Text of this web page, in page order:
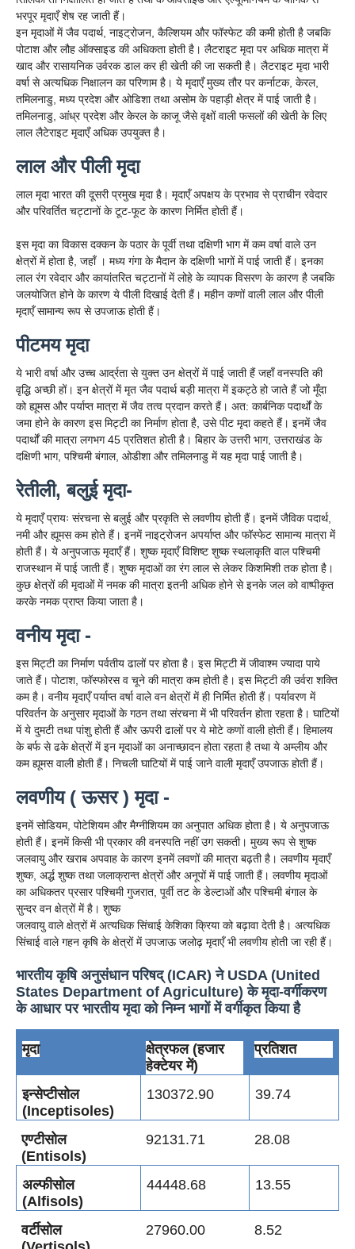
भरपूर मृदाएँ शेष रह जाती हैं।
इन मृदाओं में जैव पदार्थ, नाइट्रोजन, कैल्शियम और फॉस्फेट की कमी होती है जबकि
पोटाश और लौह ऑक्साइड की अधिकता होती है। लैटराइट मृदा पर अधिक मात्रा में
खाद और रासायनिक उर्वरक डाल कर ही खेती की जा सकती है। लैटराइट मृदा भारी
वर्षा से अत्यधिक निक्षालन का परिणाम है। ये मृदाएँ मुख्य तौर पर कर्नाटक, केरल,
तमिलनाडु, मध्य प्रदेश और ओडिशा तथा असोम के पहाड़ी क्षेत्र में पाई जाती है।
तमिलनाडु, आंध्र प्रदेश और केरल के काजू जैसे वृक्षों वाली फसलों की खेती के लिए
लाल लैटेराइट मृदाएँ अधिक उपयुक्त है।
लाल और पीली मृदा
लाल मृदा भारत की दूसरी प्रमुख मृदा है। मृदाएँ अपक्षय के प्रभाव से प्राचीन रवेदार
औरपरिवर्तित चट्टानों के टूट-फूट के कारण निर्मित होती हैं।
इस मृदा का विकास दक्कन के पठार के पूर्वी तथा दक्षिणी भाग में कम वर्षा वाले उन
क्षेत्रों में होता है, जहाँ । मध्य गंगा के मैदान के दक्षिणी भागों में पाई जाती हैं। इनका
लाल रंग रवेदार और कायांतरित चट्टानों में लोहे के व्यापक विसरण के कारण है जबकि
जलयोजित होने के कारण ये पीली दिखाई देती हैं। महीन कणों वाली लाल और पीली
मृदाएँ सामान्य रूप से उपजाऊ होती हैं।
पीटमय मृदा
ये भारी वर्षा और उच्च आर्द्रता से युक्त उन क्षेत्रों में पाई जाती हैं जहाँ वनस्पति की
वृद्धि अच्छी हों। इन क्षेत्रों में मृत जैव पदार्थ बड़ी मात्रा में इकट्ठे हो जाते हैं जो मूँदा
को ह्यूमस और पर्याप्त मात्रा में जैव तत्व प्रदान करते हैं। अत: कार्बनिक पदार्थों के
जमा होने के कारण इस मिट्टी का निर्माण होता है, उसे पीट मृदा कहते हैं। इनमें जैव
पदार्थों की मात्रा लगभग 45 प्रतिशत होती है। बिहार के उत्तरी भाग, उत्तराखंड के
दक्षिणी भाग, पश्चिमी बंगाल, ओडीशा और तमिलनाडु में यह मृदा पाई जाती है।
रेतीली, बलुई मृदा-
ये मृदाएँ प्रायः संरचना से बलुई और प्रकृति से लवणीय होती हैं। इनमें जैविक पदार्थ,
नमी और ह्यूमस कम होते हैं। इनमें नाइट्रोजन अपर्याप्त और फॉस्फेट सामान्य मात्रा में
होती हैं। ये अनुपजाऊ मृदाएँ हैं। शुष्क मृदाएँ विशिष्ट शुष्क स्थलाकृति वाल पश्चिमी
राजस्थान में पाई जाती हैं। शुष्क मृदाओं का रंग लाल से लेकर किशमिशी तक होता है।
कुछ क्षेत्रों की मृदाओं में नमक की मात्रा इतनी अधिक होने से इनके जल को वाष्पीकृत
करके नमक प्राप्त किया जाता है।
वनीय मृदा -
इस मिट्टी का निर्माण पर्वतीय ढालों पर होता है। इस मिट्टी में जीवाश्म ज्यादा पाये
जाते हैं। पोटाश, फॉस्फोरस व चूने की मात्रा कम होती है। इस मिट्टी की उर्वरा शक्ति
कम है। वनीय मृदाएँ पर्याप्त वर्षा वाले वन क्षेत्रों में ही निर्मित होती हैं। पर्यावरण में
परिवर्तन के अनुसार मृदाओं के गठन तथा संरचना में भी परिवर्तन होता रहता है। घाटियों
में ये दुमटी तथा पांशु होती हैं और ऊपरी ढालों पर ये मोटे कणों वाली होती हैं। हिमालय
के बर्फ से ढके क्षेत्रों में इन मृदाओं का अनाच्छादन होता रहता है तथा ये अम्लीय और
कम ह्यूमस वाली होती हैं। निचली घाटियों में पाई जाने वाली मृदाएँ उपजाऊ होती हैं।
लवणीय ( ऊसर ) मृदा -
इनमें सोडियम, पोटेशियम और मैग्नीशियम का अनुपात अधिक होता है। ये अनुपजाऊ
होती हैं। इनमें किसी भी प्रकार की वनस्पति नहीं उग सकती। मुख्य रूप से शुष्क
जलवायु और खराब अपवाह के कारण इनमें लवणों की मात्रा बढ़ती है। लवणीय मृदाएँ
शुष्क, अर्द्ध शुष्क तथा जलाक्रान्त क्षेत्रों और अनूपों में पाई जाती हैं। लवणीय मृदाओं
का अधिकतर प्रसार पश्चिमी गुजरात, पूर्वी तट के डेल्टाओं और पश्चिमी बंगाल के
सुन्दर वन क्षेत्रों में है। शुष्क
जलवायु वाले क्षेत्रों में अत्यधिक सिंचाई केशिका क्रिया को बढ़ावा देती है। अत्यधिक
सिंचाई वाले गहन कृषि के क्षेत्रों में उपजाऊ जलोढ़ मृदाएँ भी लवणीय होती जा रही हैं।
भारतीय कृषि अनुसंधान परिषद् (ICAR) ने USDA (United
States Department of Agriculture) के मृदा-वर्गीकरण
के आधार पर भारतीय मृदा को निम्न भागों में वर्गीकृत किया है
मृदा क्षेत्रफल(हजार
हेक्टेयर में)
प्रतिशत
इन्सेप्टीसोल
(Inceptisoles)
130372.90 39.74
एण्टीसोल
(Entisols)
92131.71 28.08
अल्फीसोल
(Alfisols)
44448.68 13.55
वर्टीसोल
27960.00 8.52